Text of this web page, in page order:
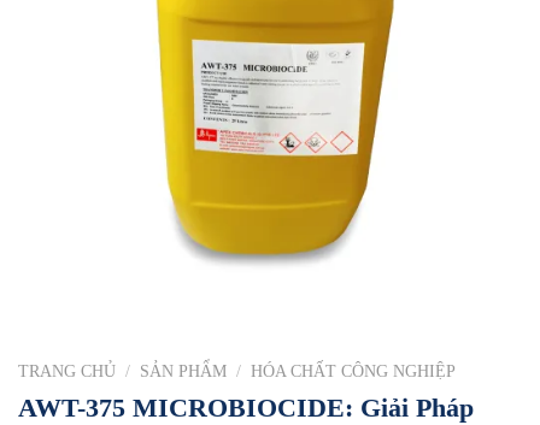
TRANG CHỦ / SẢN PHẨM / HÓA CHẤT CÔNG NGHIỆP
AWT-375 MICROBIOCIDE: Giải Pháp